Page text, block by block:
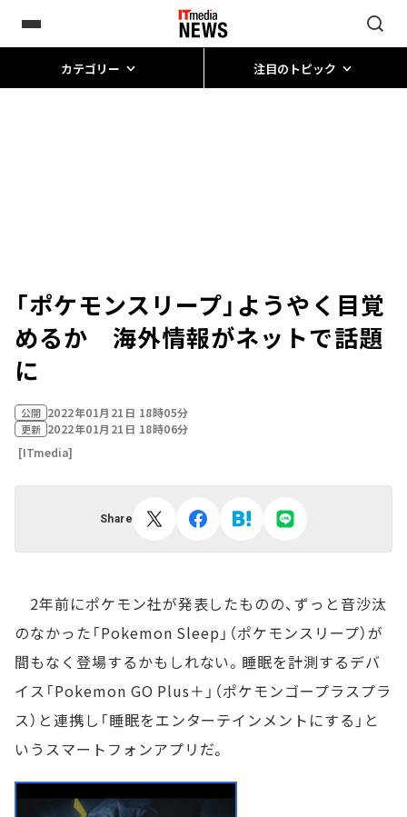
カテゴリー 注目のトピック
「ポケモンスリープ」ようやく目覚
めるか 海外情報がネットで話題
に
公開 2022年01月21日 18時05分
更新 2022年01月21日 18時06分
[ITmedia]
Share
2年前にポケモン社が発表したものの、ずっと音沙汰
のなかった「Pokemon Sleep」（ポケモンスリープ）が
間もなく登場するかもしれない。睡眠を計測するデバ
イス「Pokemon GO Plus＋」（ポケモンゴープラスプラ
ス）と連携し「睡眠をエンターテインメントにする」と
いうスマートフォンアプリだ。